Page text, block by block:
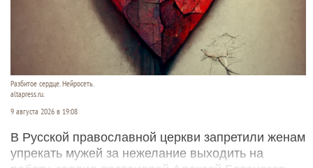
Разбитое сердце. Нейросеть.
altapress.ru.
9 августа 2026 в 19:08
В Русской православной церкви запретили женам
упрекать мужей за нежелание выходить на